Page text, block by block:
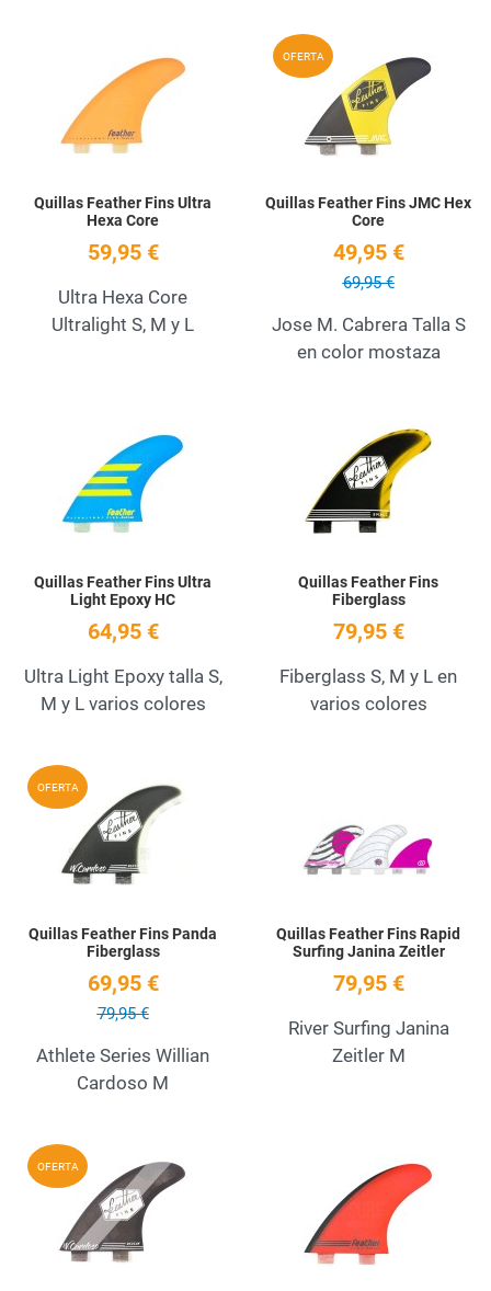
Add to Wishlist
Quillas Feather Fins Ultra
Hexa Core
59,95 €
Ultra Hexa Core
Ultralight S, M y L
OFERTA
Quillas Feather Fins JMC Hex
Core
49,95 €
69,95 €
Jose M. Cabrera Talla S
en color mostaza
Quillas Feather Fins Ultra
Light Epoxy HC
64,95 €
Ultra Light Epoxy talla S,
M y L varios colores
Quillas Feather Fins
Fiberglass
79,95 €
Fiberglass S, M y L en
varios colores
OFERTA
Quillas Feather Fins Panda
Fiberglass
69,95 €
79,95 €
Athlete Series Willian
Cardoso M
Quillas Feather Fins Rapid
Surfing Janina Zeitler
79,95 €
River Surfing Janina
Zeitler M
OFERTA